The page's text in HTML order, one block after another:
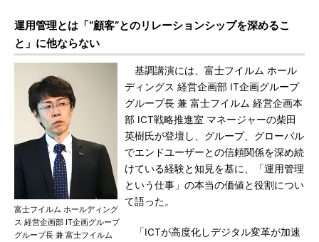
運用管理とは「“顧客”とのリレーションシップを深めるこ
と」に他ならない
富士フイルム ホールディング
ス 経営企画部 IT企画グループ
グループ長 兼 富士フイルム
基調講演には、富士フイルム ホール
ディングス 経営企画部 IT企画グループ
グループ長 兼 富士フイルム 経営企画本
部 ICT戦略推進室 マネージャーの柴田
英樹氏が登壇し、グループ、グローバル
でエンドユーザーとの信頼関係を深め続
けている経験と知見を基に、「運用管理
という仕事」の本当の価値と役割につい
て語った。
「ICTが高度化しデジタル変革が加速